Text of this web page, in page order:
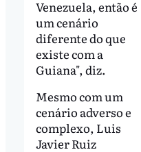
Venezuela, então é
um cenário
diferente do que
existe com a
Guiana", diz.
Mesmo com um
cenário adverso e
complexo, Luis
Javier Ruiz